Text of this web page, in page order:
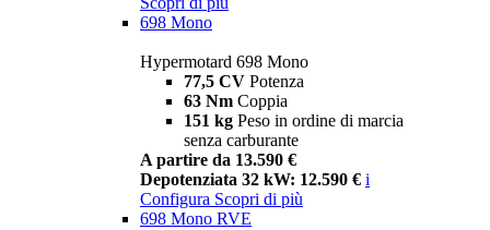
698 Mono
Hypermotard 698 Mono
77,5 CV Potenza
63 Nm Coppia
151 kg Peso in ordine di marcia
senza carburante
A partire da 13.590 €
Depotenziata 32 kW: 12.590 € i
Configura Scopri di più
698 Mono RVE